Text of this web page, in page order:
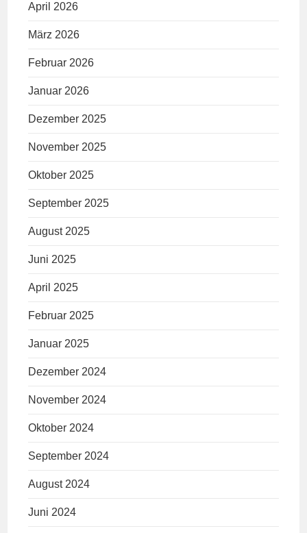
April 2026
März 2026
Februar 2026
Januar 2026
Dezember 2025
November 2025
Oktober 2025
September 2025
August 2025
Juni 2025
April 2025
Februar 2025
Januar 2025
Dezember 2024
November 2024
Oktober 2024
September 2024
August 2024
Juni 2024